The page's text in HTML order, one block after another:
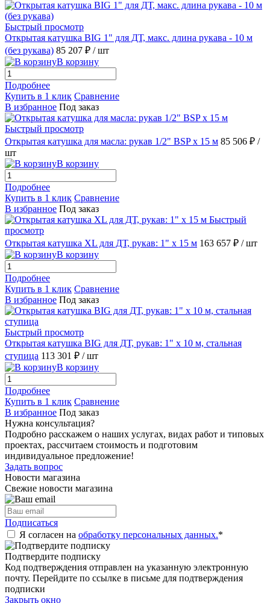
Быстрый просмотр
Открытая катушка BIG 1" для ДТ, макс. длина рукава - 10 м
(без рукава) 85 207 ₽ / шт
В корзину
Подробнее
Купить в 1 клик Сравнение
В избранное Под заказ
Быстрый просмотр
Открытая катушка для масла: рукав 1/2" BSP х 15 м 85 506 ₽ /
шт
В корзину
Подробнее
Купить в 1 клик Сравнение
В избранное Под заказ
Быстрый
просмотр
Открытая катушка XL для ДТ, рукав: 1" x 15 м 163 657 ₽ / шт
В корзину
Подробнее
Купить в 1 клик Сравнение
В избранное Под заказ
Быстрый просмотр
Открытая катушка BIG для ДТ, рукав: 1" x 10 м, стальная
ступица 113 301 ₽ / шт
В корзину
Подробнее
Купить в 1 клик Сравнение
В избранное Под заказ
Нужна консультация?
Подробно расскажем о наших услугах, видах работ и типовых
проектах, рассчитаем стоимость и подготовим
индивидуальное предложение!
Задать вопрос
Новости магазина
Свежие новости магазина
Подписаться
Я согласен на обработку персональных данных.*
Подтвердите подписку
Код подтверждения отправлен на указанную электронную
почту. Перейдите по ссылке в письме для подтверждения
подписки
Закрыть окно